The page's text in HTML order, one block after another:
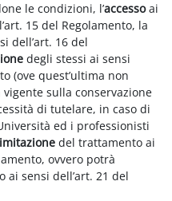
le condizioni, l’accessoai
15 del Regolamento, la
dell’art. 16 del
degli stessi ai sensi
(ove quest’ultima non
sulla conservazione
di tutelare, in caso di
ed i professionisti
del trattamento ai
ovvero potrà
ai sensi dell’art. 21 del